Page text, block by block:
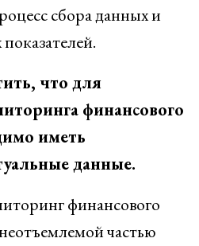
сбора данных и
что для
финансового
иметь
данные.
финансового
частью